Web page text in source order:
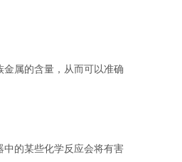
属的含量，从而可以准确
的某些化学反应会将有害